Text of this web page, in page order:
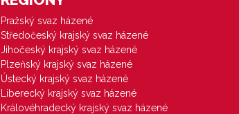
Pražský svaz házené
Středočeský krajský svaz házené
Jihočeský krajský svaz házené
Plzeňský krajský svaz házené
Ústecký krajský svaz házené
Liberecký krajský svaz házené
Královéhradecký krajský svaz házené